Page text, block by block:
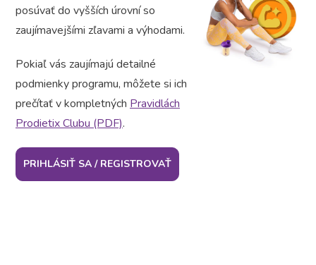
posúvať do vyšších úrovní so
zaujímavejšími zľavami a výhodami.
Pokiaľ vás zaujímajú detailné
podmienky programu, môžete si ich
prečítať v kompletných Pravidlách
Prodietix Clubu (PDF).
PRIHLÁSIŤ SA / REGISTROVAŤ